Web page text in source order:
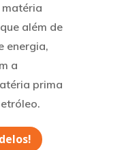
matéria
além de
energia,
a
prima